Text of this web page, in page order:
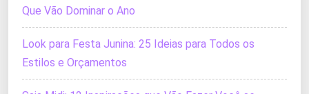
Que Vão Dominar o Ano
Look para Festa Junina: 25 Ideias para Todos os
Estilos e Orçamentos